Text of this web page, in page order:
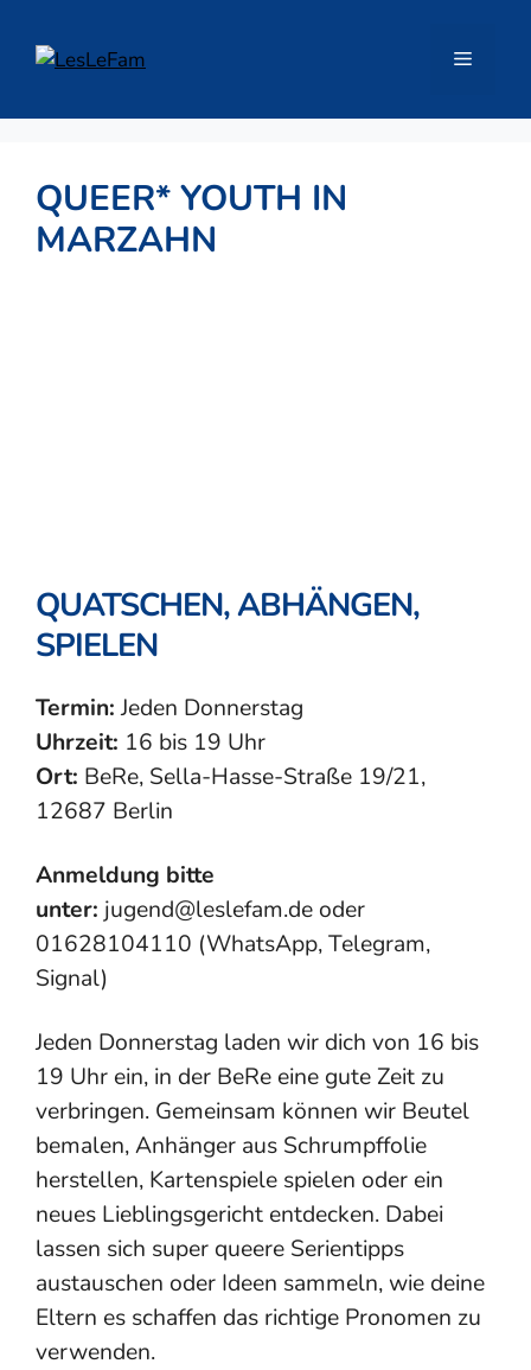
Inhalt
springen
Menü
QUEER* YOUTH IN
MARZAHN
QUATSCHEN, ABHÄNGEN,
SPIELEN
Termin:Jeden Donnerstag
Uhrzeit: 16 bis 19 Uhr
Ort: BeRe, Sella-Hasse-Straße 19/21,
12687 Berlin
Anmeldung bitte
unter: jugend@leslefam.de oder
01628104110 (WhatsApp, Telegram,
Signal)
Jeden Donnerstag laden wir dich von 16 bis
19 Uhr ein, in der BeRe eine gute Zeit zu
verbringen. Gemeinsam können wir Beutel
bemalen, Anhänger aus Schrumpffolie
herstellen, Kartenspiele spielen oder ein
neues Lieblingsgericht entdecken. Dabei
lassen sich super queere Serientipps
austauschen oder Ideen sammeln, wie deine
Eltern es schaffen das richtige Pronomen zu
verwenden.